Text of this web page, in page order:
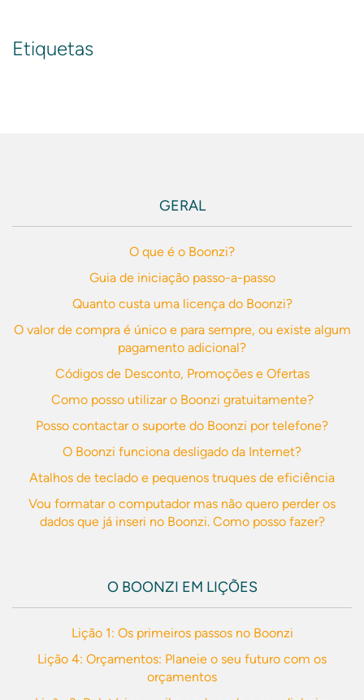
Etiquetas
GERAL
O que é o Boonzi?
Guia de iniciação passo-a-passo
Quanto custa uma licença do Boonzi?
O valor de compra é único e para sempre, ou existe algum
pagamento adicional?
Códigos de Desconto, Promoções e Ofertas
Como posso utilizar o Boonzi gratuitamente?
Posso contactar o suporte do Boonzi por telefone?
O Boonzi funciona desligado da Internet?
Atalhos de teclado e pequenos truques de eficiência
Vou formatar o computador mas não quero perder os
dados que já inseri no Boonzi. Como posso fazer?
O BOONZI EM LIÇÕES
Lição 1: Os primeiros passos no Boonzi
Lição 4: Orçamentos: Planeie o seu futuro com os
orçamentos